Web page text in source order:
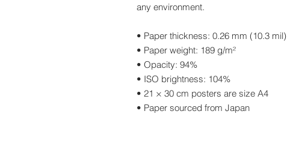
any environment.
• Paper thickness: 0.26 mm (10.3 mil)
• Paper weight: 189 g/m²
• Opacity: 94%
• ISO brightness: 104%
• 21 × 30 cm posters are size A4
• Paper sourced from Japan